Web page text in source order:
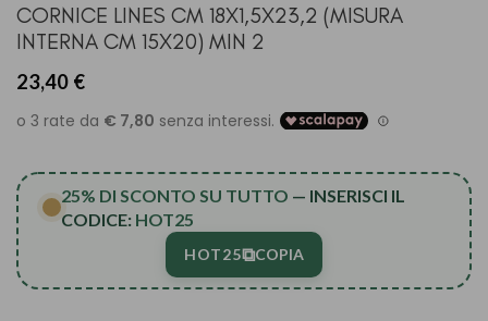
CORNICE LINES CM 18X1,5X23,2 (MISURA
INTERNA CM 15X20) MIN 2
23,40 €
25% DI SCONTO SU TUTTO — INSERISCI IL
CODICE: HOT25
HOT25⧉COPIA